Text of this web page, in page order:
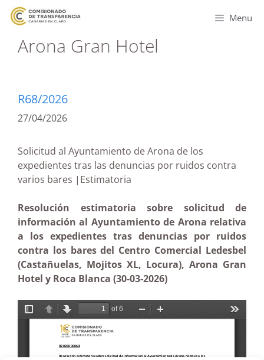
Menu
Arona Gran Hotel
R68/2026
27/04/2026
Solicitud al Ayuntamiento de Arona de los
expedientes tras las denuncias por ruidos contra
varios bares |Estimatoria
Resolución estimatoria sobre solicitud de
información al Ayuntamiento de Arona relativa
a los expedientes tras denuncias por ruidos
contra los bares del Centro Comercial Ledesbel
(Castañuelas, Mojitos XL, Locura), Arona Gran
Hotel y Roca Blanca (30-03-2026)